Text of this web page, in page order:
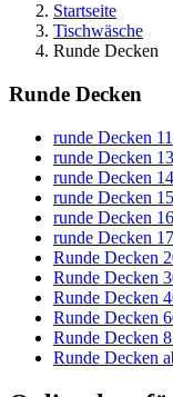
Startseite
Tischwäsche
Runde Decken
Runde Decken
runde Decken
runde Decken
runde Decken
runde Decken
runde Decken
runde Decken
Runde Decken
Runde Decken
Runde Decken
Runde Decken
Runde Decken
Runde Decken